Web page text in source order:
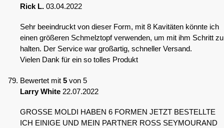
Rick L. 03.04.2022
Sehr beeindruckt von dieser Form, mit 8 Kavitäten könnte ich
einen größeren Schmelztopf verwenden, um mit ihm Schritt zu
halten. Der Service war großartig, schneller Versand.
Vielen Dank für ein so tolles Produkt
Bewertet mit 5 von 5
Larry White 22.07.2022
GROSSE MOLDI HABEN 6 FORMEN JETZT BESTELLTE
ICH EINIGE UND MEIN PARTNER ROSS SEYMOURAND